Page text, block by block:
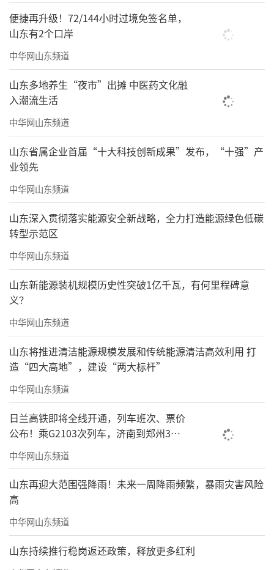
放宽部分考生初中学业考试及考查科目等
级要求。对初中阶段获得“国家二级运动
员”等级证书或参加由教育、体育部门组织的
有关比赛并取得一定名次的考生，对其道德与
法治、地理、历史、生物学、信息科技、理化
生实验技能6项考试科目和音乐、美术、综合实
践活动、地方课程与学校课程5项考查科目以及
综合素质评价的等级不再作为普通高中招生录
取的必备条件。
2025年艺术体育特长生的报名考试时间初
步安排为：3月中旬开始艺术体育特长生的中考
报名工作，3月下旬进行艺术特长生专业测试，
5月下旬进行体育特长生专业测试。艺术特长生
的考试项目和测试办法及评分标准较往年没有
变化，体育特长生在原有项目的基础上，新增
游泳和男子橄榄球两个项目。所有体育专项的
测试办法及评分标准，将于1月24日公布。
（来源：威海发布）
便捷再升级！72/144小时过境免签名单，
山东有2个口岸
中华网山东频道
山东多地养生“夜市”出摊 中医药文化融
入潮流生活
中华网山东频道
山东省属企业首届“十大科技创新成果”发布，“十强”产
业领先
中华网山东频道
山东深入贯彻落实能源安全新战略，全力打造能源绿色低碳
转型示范区
中华网山东频道
山东新能源装机规模历史性突破1亿千瓦，有何里程碑意
义？
中华网山东频道
山东将推进清洁能源规模发展和传统能源清洁高效利用 打
造“四大高地”，建设“两大标杆”
中华网山东频道
日兰高铁即将全线开通，列车班次、票价
公布！乘G2103次列车，济南到郑州3小
时到达
中华网山东频道
山东再迎大范围强降雨！未来一周降雨频繁，暴雨灾害风险
高
中华网山东频道
山东持续推行稳岗返还政策，释放更多红利